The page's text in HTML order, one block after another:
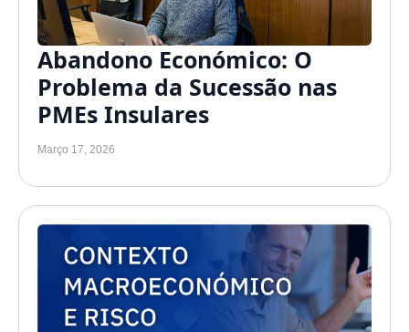
Abandono Económico: O
Problema da Sucessão nas
PMEs Insulares
Março 17, 2026